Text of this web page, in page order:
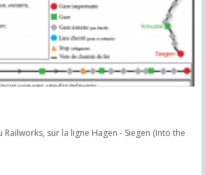
sur la ligne Hagen - Siegen (Into the